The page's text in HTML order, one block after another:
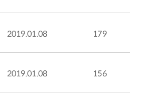
2019.01.08 179
2019.01.08 156